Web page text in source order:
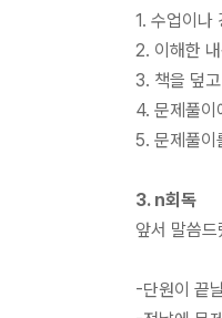
1. 수업이나
2. 이해한
3. 책을 덮
4. 문제풀이
5. 문제풀이
3. n회독
앞서 말씀
-단원이 끝